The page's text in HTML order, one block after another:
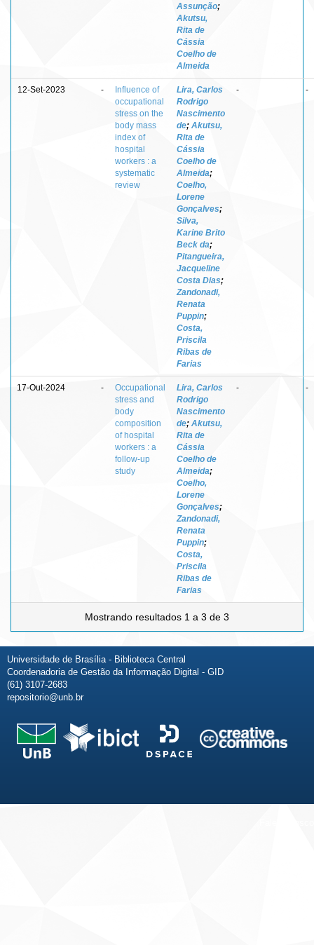
Assunção;
Akutsu,
Rita de
Cássia
Coelho de
Almeida
12-Set-2023 -
Influence of
occupational
stress on the
body mass
index of
hospital
workers : a
systematic
review
Lira, Carlos
Rodrigo
Nascimento
de; Akutsu,
Rita de
Cássia
Coelho de
Almeida;
Coelho,
Lorene
Gonçalves;
Silva,
Karine Brito
Beck da;
Pitangueira,
Jacqueline
Costa Dias;
Zandonadi,
Renata
Puppin;
Costa,
Priscila
Ribas de
Farias
- -
17-Out-2024 -
Occupational
stress and
body
composition
of hospital
workers : a
follow-up
study
Lira, Carlos
Rodrigo
Nascimento
de; Akutsu,
Rita de
Cássia
Coelho de
Almeida;
Coelho,
Lorene
Gonçalves;
Zandonadi,
Renata
Puppin;
Costa,
Priscila
Ribas de
Farias
- -
Mostrando resultados 1 a 3 de 3
Universidade de Brasília - Biblioteca Central
Coordenadoria de Gestão da Informação Digital - GID
(61) 3107-2683
repositorio@unb.br